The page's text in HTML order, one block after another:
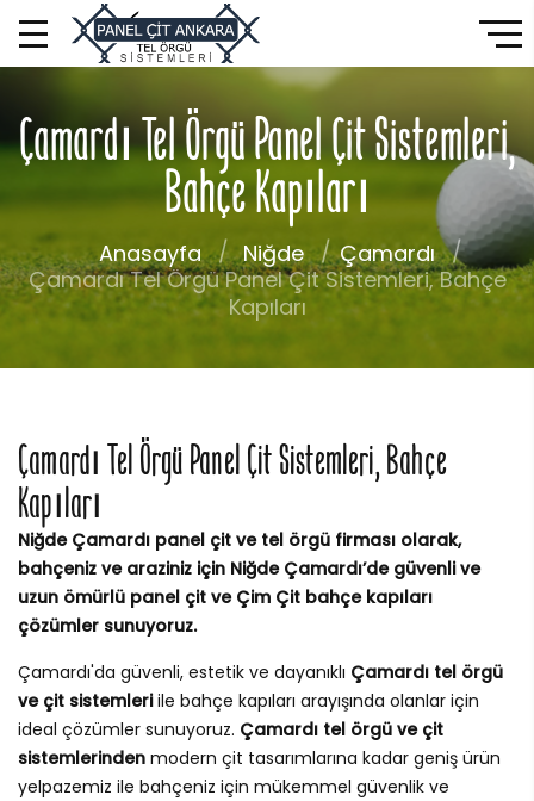
Çamardı Tel Örgü Panel Çit Sistemleri,
Bahçe Kapıları
Anasayfa Niğde
Çamardı
Çamardı Tel Örgü Panel Çit Sistemleri, Bahçe
Kapıları
Çamardı Tel Örgü Panel Çit Sistemleri, Bahçe
Kapıları
Niğde Çamardı panel çit ve tel örgü firması olarak,
bahçeniz ve araziniz için Niğde Çamardı’de güvenli ve
uzun ömürlü panel çit ve Çim Çit bahçe kapıları
çözümler sunuyoruz.
Çamardı'da güvenli, estetik ve dayanıklı Çamardı tel örgü
ve çit sistemleriile bahçe kapıları arayışında olanlar için
ideal çözümler sunuyoruz. Çamardı tel örgü ve çit
sistemlerinden modern çit tasarımlarına kadar geniş ürün
yelpazemiz ile bahçeniz için mükemmel güvenlik ve